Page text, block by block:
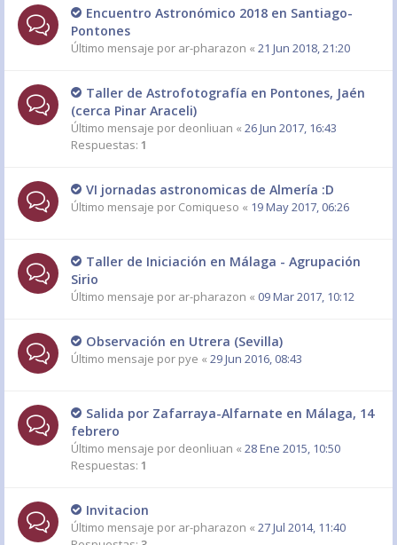
Encuentro Astronómico 2018 en Santiago-
Pontones
Último mensaje por ar-pharazon « 21 Jun 2018, 21:20
Taller de Astrofotografía en Pontones, Jaén
(cerca Pinar Araceli)
Último mensaje por deonliuan « 26 Jun 2017, 16:43
Respuestas: 1
VI jornadas astronomicas de Almería :D
Último mensaje por Comiqueso « 19 May 2017, 06:26
Taller de Iniciación en Málaga - Agrupación
Sirio
Último mensaje por ar-pharazon « 09 Mar 2017, 10:12
Observación en Utrera (Sevilla)
Último mensaje por pye « 29 Jun 2016, 08:43
Salida por Zafarraya-Alfarnate en Málaga, 14
febrero
Último mensaje por deonliuan « 28 Ene 2015, 10:50
Respuestas: 1
Invitacion
Último mensaje por ar-pharazon « 27 Jul 2014, 11:40